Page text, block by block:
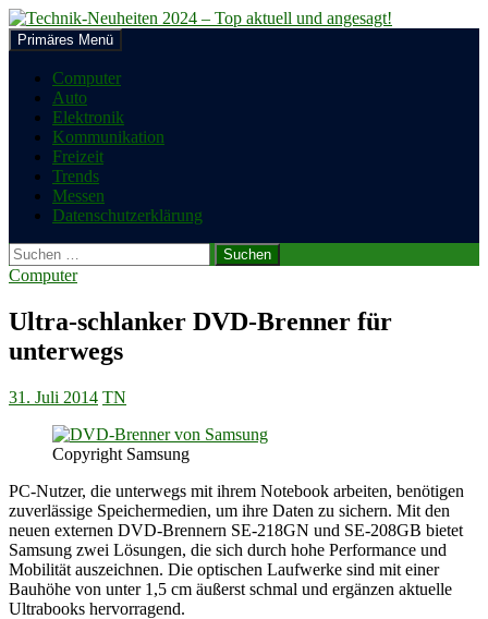
Zum
Inhalt
springen
Technik-Neuheiten 2024 – Top
aktuell und angesagt!
Suchen
Primäres Menü
Computer
Auto
Elektronik
Kommunikation
Freizeit
Trends
Messen
Datenschutzerklärung
Suchen
nach:
Computer
Ultra-schlanker DVD-Brenner für
unterwegs
31. Juli 2014 TN
Copyright Samsung
PC-Nutzer, die unterwegs mit ihrem Notebook arbeiten, benötigen
zuverlässige Speichermedien, um ihre Daten zu sichern. Mit den
neuen externen DVD-Brennern SE-218GN und SE-208GB bietet
Samsung zwei Lösungen, die sich durch hohe Performance und
Mobilität auszeichnen. Die optischen Laufwerke sind mit einer
Bauhöhe von unter 1,5 cm äußerst schmal und ergänzen aktuelle
Ultrabooks hervorragend.